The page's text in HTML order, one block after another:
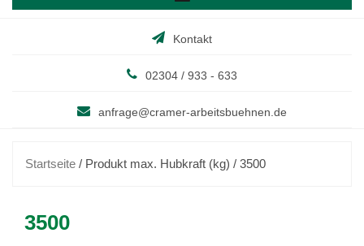
Kontakt
02304 / 933 - 633
anfrage@cramer-arbeitsbuehnen.de
Startseite / Produkt max. Hubkraft (kg) / 3500
3500